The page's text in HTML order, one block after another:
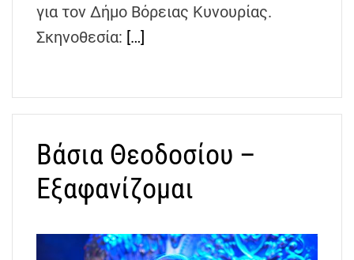
για τον Δήμο Βόρειας Κυνουρίας.
Σκηνοθεσία: […]
Βάσια Θεοδοσίου –
Εξαφανίζομαι